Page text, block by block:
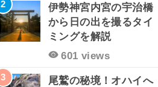
2
伊勢神宮内宮の宇治橋
から日の出を撮るタイ
ミングを解説
601 views
3
尾鷲の秘境！オハイへ